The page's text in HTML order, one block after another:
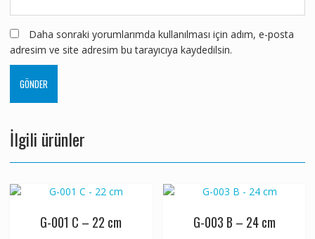
Daha sonraki yorumlarımda kullanılması için adım, e-posta
adresim ve site adresim bu tarayıcıya kaydedilsin.
İlgili ürünler
G-001 C – 22 cm G-003 B – 24 cm